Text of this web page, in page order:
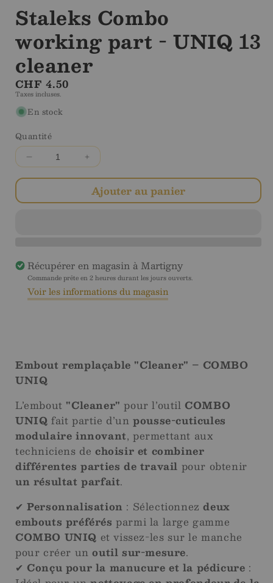
Staleks Combo
working part - UNIQ 13
cleaner
Prix
régulier
CHF 4.50
Taxes incluses.
En stock
Quantité
Diminuer
la
pour
-
UNIQ
13
cleaner
Augmenter
la
quantité
pour
-
UNIQ
13
cleaner
Ajouter au panier
Récupérer en magasin à Martigny
Commande prête en 2 heures durant les jours ouverts.
Voir les informations du magasin
Embout remplaçable "Cleaner" – COMBO
UNIQ
L’embout "Cleaner" pour l’outil COMBO
UNIQ fait partie d’unpousse-cuticules
modulaire innovant, permettant aux
techniciens de choisir et combiner
différentes parties de travail pour obtenir
un résultat parfait.
✔Personnalisation : Sélectionnezdeux
embouts préférés parmi la large gamme
COMBO UNIQ et vissez-les sur le manche
pour créer unoutil sur-mesure.
✔ Conçu pour la manucure et la pédicure :